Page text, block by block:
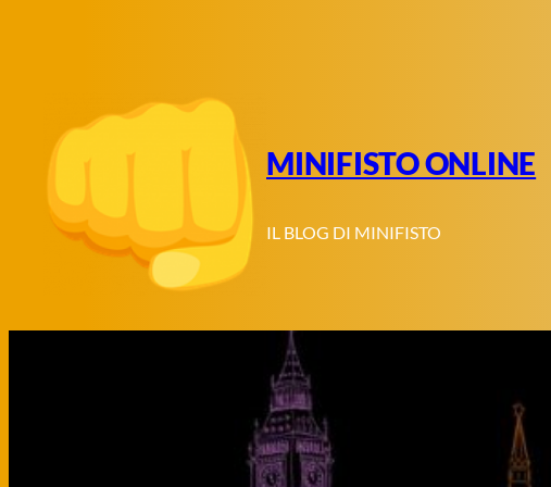
MINIFISTO ONLINE
IL BLOG DI MINIFISTO